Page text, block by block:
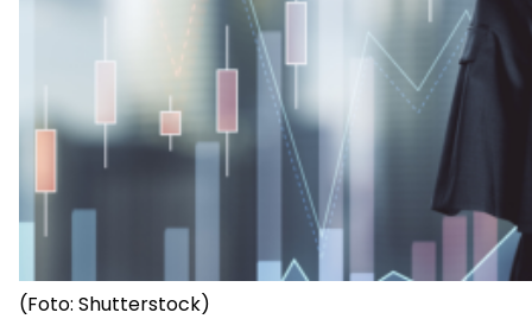
(Foto: Shutterstock)